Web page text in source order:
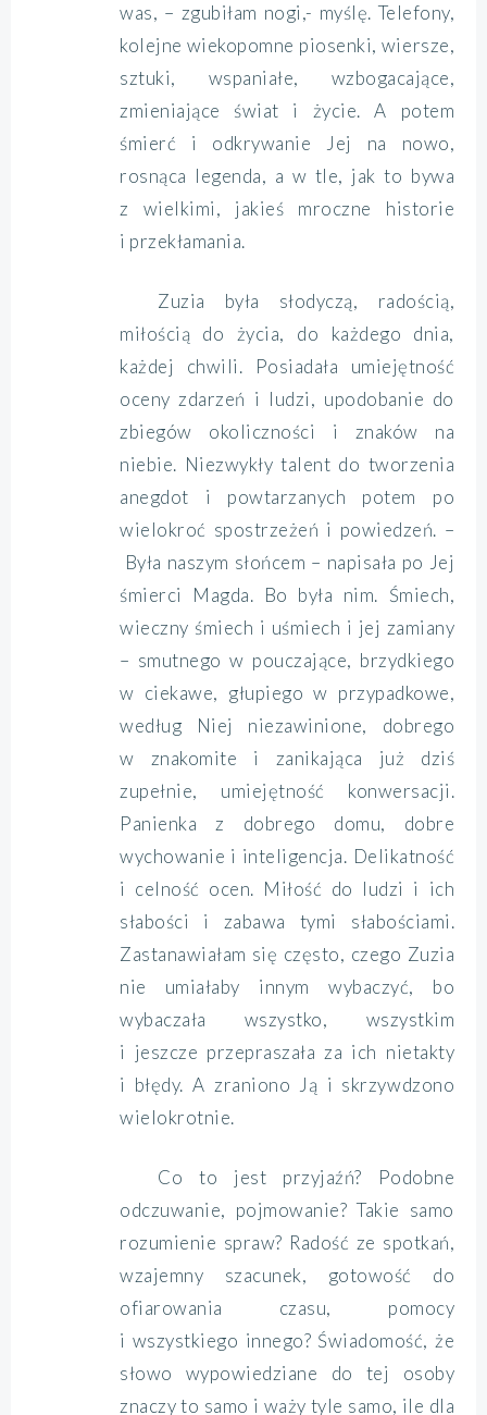
was, – zgubiłam nogi,- myślę. Telefony,
kolejne wiekopomne piosenki, wiersze,
sztuki, wspaniałe, wzbogacające,
zmieniające świat i życie. A potem
śmierć i odkrywanie Jej na nowo,
rosnąca legenda, a w tle, jak to bywa
z wielkimi, jakieś mroczne historie
i przekłamania.
Zuzia była słodyczą, radością,
miłością do życia, do każdego dnia,
każdej chwili. Posiadała umiejętność
oceny zdarzeń i ludzi, upodobanie do
zbiegów okoliczności i znaków na
niebie. Niezwykły talent do tworzenia
anegdot i powtarzanych potem po
wielokroć spostrzeżeń i powiedzeń. –
Była naszym słońcem – napisała po Jej
śmierci Magda. Bo była nim. Śmiech,
wieczny śmiech i uśmiech i jej zamiany
– smutnego w pouczające, brzydkiego
w ciekawe, głupiego w przypadkowe,
według Niej niezawinione, dobrego
w znakomite i zanikająca już dziś
zupełnie, umiejętność konwersacji.
Panienka z dobrego domu, dobre
wychowanie i inteligencja. Delikatność
i celność ocen. Miłość do ludzi i ich
słabości i zabawa tymi słabościami.
Zastanawiałam się często, czego Zuzia
nie umiałaby innym wybaczyć, bo
wybaczała wszystko, wszystkim
i jeszcze przepraszała za ich nietakty
i błędy. A zraniono Ją i skrzywdzono
wielokrotnie.
Co to jest przyjaźń? Podobne
odczuwanie, pojmowanie? Takie samo
rozumienie spraw? Radość ze spotkań,
wzajemny szacunek, gotowość do
ofiarowania czasu, pomocy
i wszystkiego innego? Świadomość, że
słowo wypowiedziane do tej osoby
znaczy to samo i waży tyle samo, ile dla